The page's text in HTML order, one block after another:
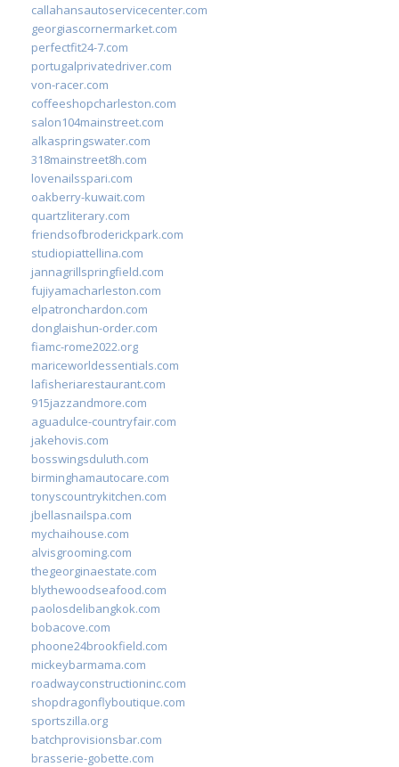
callahansautoservicecenter.com
georgiascornermarket.com
perfectfit24-7.com
portugalprivatedriver.com
von-racer.com
coffeeshopcharleston.com
salon104mainstreet.com
alkaspringswater.com
318mainstreet8h.com
lovenailsspari.com
oakberry-kuwait.com
quartzliterary.com
friendsofbroderickpark.com
studiopiattellina.com
jannagrillspringfield.com
fujiyamacharleston.com
elpatronchardon.com
donglaishun-order.com
fiamc-rome2022.org
mariceworldessentials.com
lafisheriarestaurant.com
915jazzandmore.com
aguadulce-countryfair.com
jakehovis.com
bosswingsduluth.com
birminghamautocare.com
tonyscountrykitchen.com
jbellasnailspa.com
mychaihouse.com
alvisgrooming.com
thegeorginaestate.com
blythewoodseafood.com
paolosdelibangkok.com
bobacove.com
phoone24brookfield.com
mickeybarmama.com
roadwayconstructioninc.com
shopdragonflyboutique.com
sportszilla.org
batchprovisionsbar.com
brasserie-gobette.com